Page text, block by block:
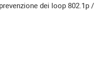
dei loop 802.1p /